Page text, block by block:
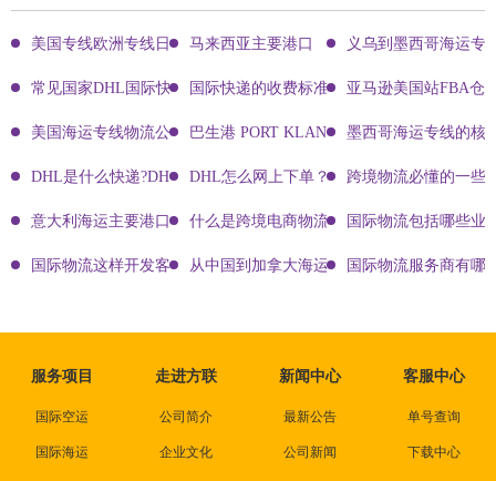
美国专线欧洲专线日本专线区别马来西亚主要港口 义乌到墨西哥海运专
常见国家DHL国际快递客服热线国际快递的收费标准!四大国际快递的尺寸重
亚马逊美国站FBA仓
美国海运专线物流公司有哪些?巴生港 PORT KLANG 墨西哥海运专线的核
DHL是什么快递?DHL国际快递介绍DHL怎么网上下单？DHL快递寄件有哪些方
跨境物流必懂的一些
意大利海运主要港口有哪些什么是跨境电商物流? 国际物流包括哪些业
国际物流这样开发客户会让你成为销冠从中国到加拿大海运要多久能到达？
国际物流服务商有哪
服务项目
国际空运
国际海运
走进方联
公司简介
企业文化
新闻中心
最新公告
公司新闻
客服中心
单号查询
下载中心